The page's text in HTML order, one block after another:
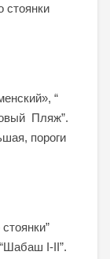
стоянки
“
Пляж”.
пороги
I-II”.